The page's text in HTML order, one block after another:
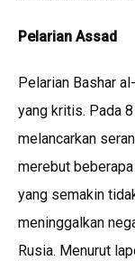
Pelarian Assad
Pelarian Bashar
yang kritis. Pada
melancarkan
merebut
yang semakin
meninggalkan
Rusia. Menurut